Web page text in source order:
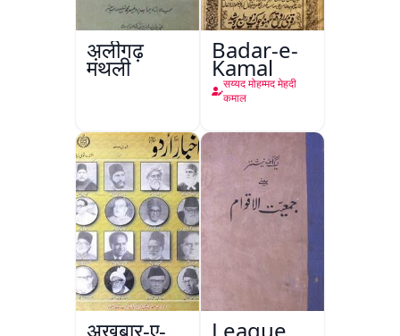
अलीगढ़
मंथली
Badar-e-
Kamal
सय्यद मोहम्मद मेहदी
कमाल